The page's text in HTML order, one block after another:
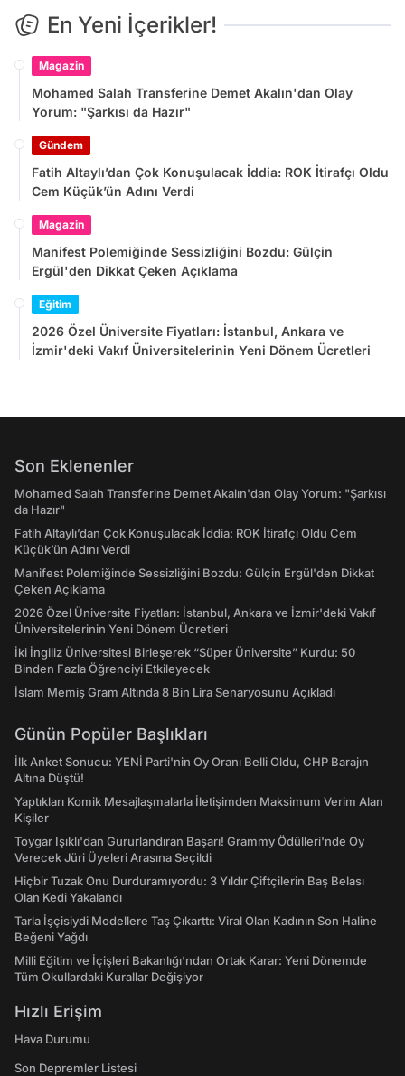
En Yeni İçerikler!
Magazin
Mohamed Salah Transferine Demet Akalın'dan Olay
Yorum: "Şarkısı da Hazır"
Gündem
Fatih Altaylı’dan Çok Konuşulacak İddia: ROK İtirafçı Oldu
Cem Küçük’ün Adını Verdi
Magazin
Manifest Polemiğinde Sessizliğini Bozdu: Gülçin
Ergül'den Dikkat Çeken Açıklama
Eğitim
2026 Özel Üniversite Fiyatları: İstanbul, Ankara ve
İzmir'deki Vakıf Üniversitelerinin Yeni Dönem Ücretleri
Son Eklenenler
Mohamed Salah Transferine Demet Akalın'dan Olay Yorum: "Şarkısı
da Hazır"
Fatih Altaylı’dan Çok Konuşulacak İddia: ROK İtirafçı Oldu Cem
Küçük’ün Adını Verdi
Manifest Polemiğinde Sessizliğini Bozdu: Gülçin Ergül'den Dikkat
Çeken Açıklama
2026 Özel Üniversite Fiyatları: İstanbul, Ankara ve İzmir'deki Vakıf
Üniversitelerinin Yeni Dönem Ücretleri
İki İngiliz Üniversitesi Birleşerek “Süper Üniversite” Kurdu: 50
Binden Fazla Öğrenciyi Etkileyecek
İslam Memiş Gram Altında 8 Bin Lira Senaryosunu Açıkladı
Günün Popüler Başlıkları
İlk Anket Sonucu: YENİ Parti'nin Oy Oranı Belli Oldu, CHP Barajın
Altına Düştü!
Yaptıkları Komik Mesajlaşmalarla İletişimden Maksimum Verim Alan
Kişiler
Toygar Işıklı'dan Gururlandıran Başarı! Grammy Ödülleri'nde Oy
Verecek Jüri Üyeleri Arasına Seçildi
Hiçbir Tuzak Onu Durduramıyordu: 3 Yıldır Çiftçilerin Baş Belası
Olan Kedi Yakalandı
Tarla İşçisiydi Modellere Taş Çıkarttı: Viral Olan Kadının Son Haline
Beğeni Yağdı
Milli Eğitim ve İçişleri Bakanlığı’ndan Ortak Karar: Yeni Dönemde
Tüm Okullardaki Kurallar Değişiyor
Hızlı Erişim
Hava Durumu
Son Depremler Listesi